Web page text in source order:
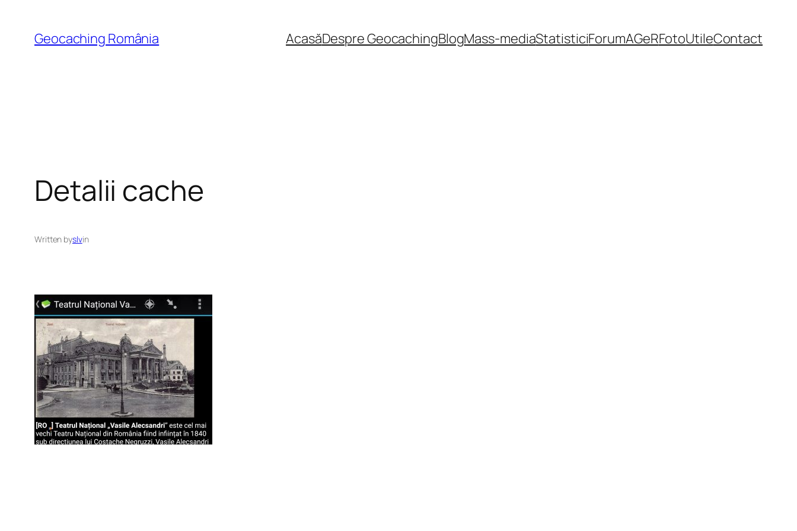
content
Geocaching România AcasăDespre GeocachingBlogMass-mediaStatisticiForumAGeRFotoUtileContact
Detalii cache
Written byslvin